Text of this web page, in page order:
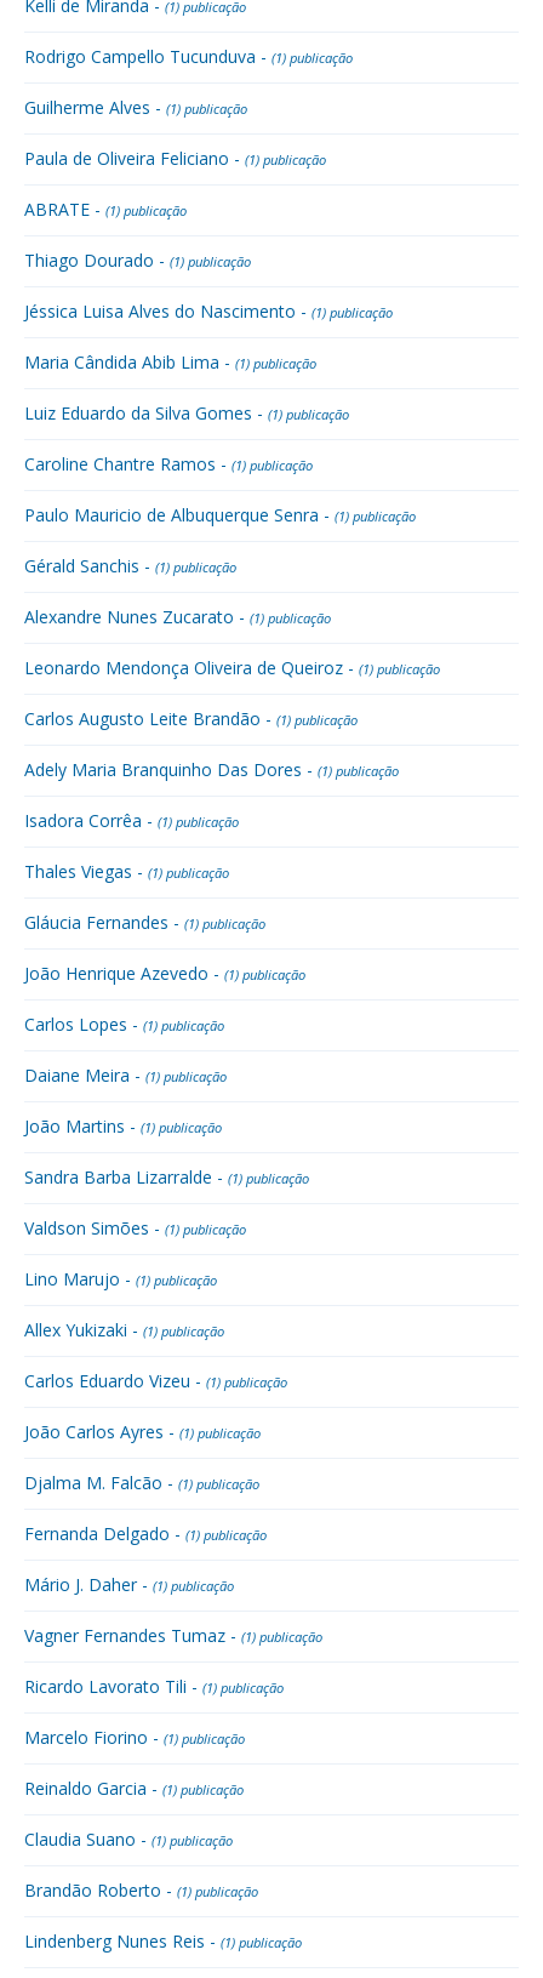
Kelli de Miranda - (1) publicação
Rodrigo Campello Tucunduva - (1) publicação
Guilherme Alves - (1) publicação
Paula de Oliveira Feliciano - (1) publicação
ABRATE - (1) publicação
Thiago Dourado - (1) publicação
Jéssica Luisa Alves do Nascimento - (1) publicação
Maria Cândida Abib Lima - (1) publicação
Luiz Eduardo da Silva Gomes - (1) publicação
Caroline Chantre Ramos - (1) publicação
Paulo Mauricio de Albuquerque Senra - (1) publicação
Gérald Sanchis - (1) publicação
Alexandre Nunes Zucarato - (1) publicação
Leonardo Mendonça Oliveira de Queiroz - (1) publicação
Carlos Augusto Leite Brandão - (1) publicação
Adely Maria Branquinho Das Dores - (1) publicação
Isadora Corrêa - (1) publicação
Thales Viegas - (1) publicação
Gláucia Fernandes - (1) publicação
João Henrique Azevedo - (1) publicação
Carlos Lopes - (1) publicação
Daiane Meira - (1) publicação
João Martins - (1) publicação
Sandra Barba Lizarralde - (1) publicação
Valdson Simões - (1) publicação
Lino Marujo - (1) publicação
Allex Yukizaki - (1) publicação
Carlos Eduardo Vizeu - (1) publicação
João Carlos Ayres - (1) publicação
Djalma M. Falcão - (1) publicação
Fernanda Delgado - (1) publicação
Mário J. Daher - (1) publicação
Vagner Fernandes Tumaz - (1) publicação
Ricardo Lavorato Tili - (1) publicação
Marcelo Fiorino - (1) publicação
Reinaldo Garcia - (1) publicação
Claudia Suano - (1) publicação
Brandão Roberto - (1) publicação
Lindenberg Nunes Reis - (1) publicação